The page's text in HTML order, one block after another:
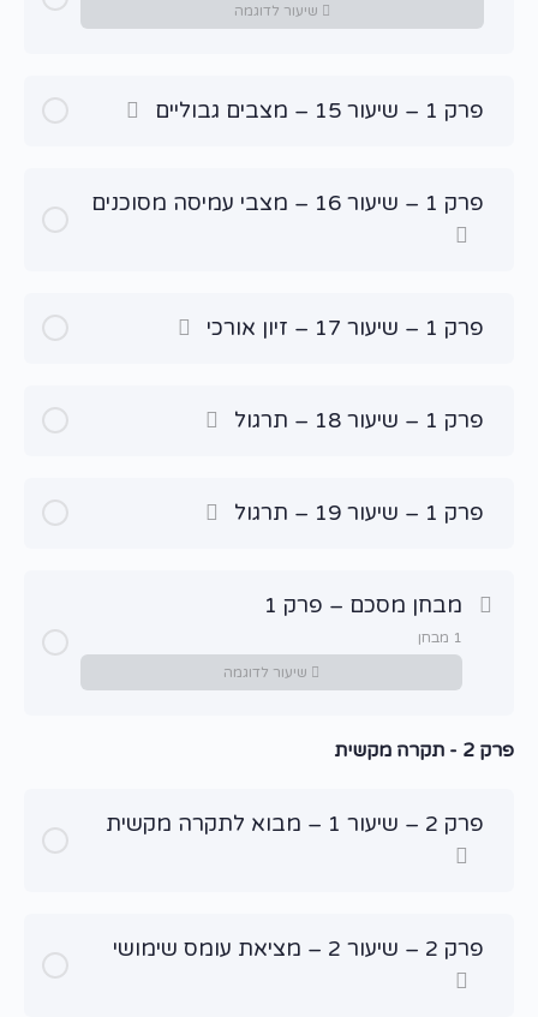
שיעור לדוגמה
פרק 1 – שיעור 15 – מצבים גבוליים
פרק 1 – שיעור 16 – מצבי עמיסה מסוכנים
פרק 1 – שיעור 17 – זיון אורכי
פרק 1 – שיעור 18 – תרגול
פרק 1 – שיעור 19 – תרגול
מבחן מסכם – פרק 1
1 מבחן
שיעור לדוגמה
שיעור תוכן
מבחן מסכם – פרק מבוא
פרק 2 - תקרה מקשית
פרק 2 – שיעור 1 – מבוא לתקרה מקשית
פרק 2 – שיעור 2 – מציאת עומס שימושי